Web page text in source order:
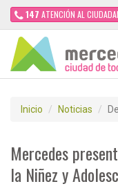
147 ATENCIÓN AL
Inicio Noticias
Mercedes
la Niñez y